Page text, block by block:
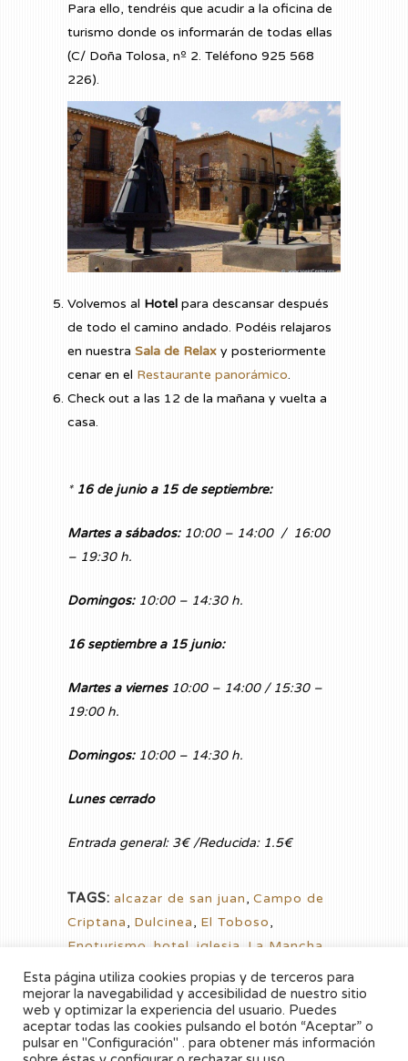
Para ello, tendréis que acudir a la oficina de
turismo donde os informarán de todas ellas
(C/ Doña Tolosa, nº 2. Teléfono 925 568
226).
Volvemos al Hotel para descansar después
de todo el camino andado. Podéis relajaros
en nuestra Sala de Relax y posteriormente
cenar en el Restaurante panorámico.
Check out a las 12 de la mañana y vuelta a
casa.
* 16 de junio a 15 de septiembre:
Martes a sábados: 10:00 – 14:00 / 16:00
– 19:30 h.
Domingos: 10:00 – 14:30 h.
16 septiembre a 15 junio:
Martes a viernes10:00 – 14:00 / 15:30 –
19:00 h.
Domingos: 10:00 – 14:30 h.
Lunes cerrado
Entrada general: 3€ /Reducida: 1.5€
TAGS: alcazar de san juan, Campo de
Criptana, Dulcinea, El Toboso,
Enoturismo hotel iglesia La Mancha
Molinos
Quijote Restaurante ,
Sorry, the comment form is closed at this
time.
Esta página utiliza cookies propias y de terceros para
mejorar la navegabilidad y accesibilidad de nuestro sitio
web y optimizar la experiencia del usuario. Puedes
aceptar todas las cookies pulsando el botón “Aceptar” o
pulsar en "Configuración" . para obtener más información